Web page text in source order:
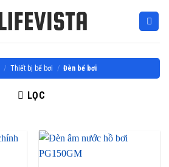
/ Thiết bị bể bơi / Đèn bể bơi
LỌC